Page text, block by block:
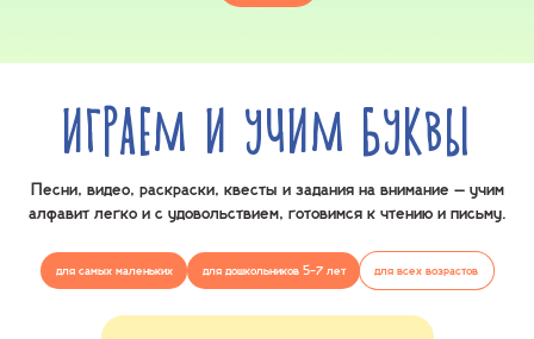
ИГРАЕМ И УЧИМ БУКВЫ
Песни, видео, раскраски, квесты и задания на внимание – учим
алфавитлегко и с удовольствием, готовимся к чтению и письму.
для самых маленьких для дошкольников 5-7 лет для всех возрастов